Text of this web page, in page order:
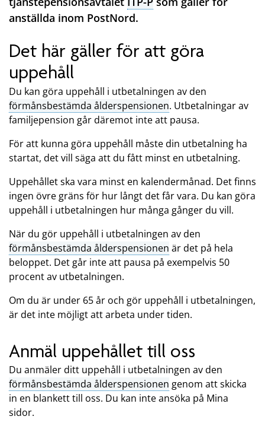
anställda inom PostNord.
Det här gäller för att göra
uppehåll
Du kan göra uppehåll i utbetalningen av den
förmånsbestämda ålderspensionen. Utbetalningar av
familjepension går däremot inte att pausa.
För att kunna göra uppehåll måste din utbetalning ha
startat, det vill säga att du fått minst en utbetalning.
Uppehållet ska vara minst en kalendermånad. Det finns
ingen övre gräns för hur långt det får vara. Du kan göra
uppehåll i utbetalningen hur många gånger du vill.
När du gör uppehåll i utbetalningen av den
förmånsbestämda ålderspensionen är det på hela
beloppet. Det går inte att pausa på exempelvis 50
procent av utbetalningen.
Om du är under 65 år och gör uppehåll i utbetalningen,
är det inte möjligt att arbeta under tiden.
Anmäl uppehållet till oss
Du anmäler ditt uppehåll i utbetalningen av den
förmånsbestämda ålderspensionen genom att skicka
in en blankett till oss. Du kan inte ansöka på Mina
sidor.